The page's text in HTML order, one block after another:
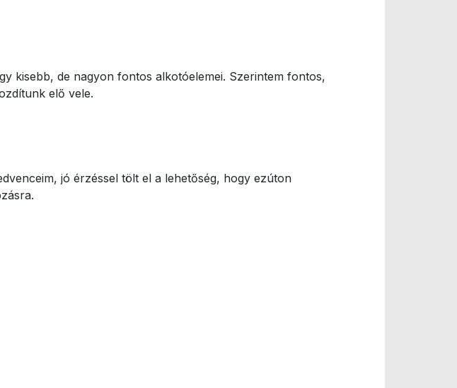
kisebb, de nagyon fontos alkotóelemei. Szerintem fontos,
elő vele.
jó érzéssel tölt el a lehetőség, hogy ezúton